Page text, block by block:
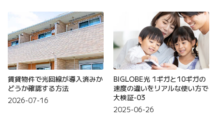
賃貸物件で光回線が導入済みか
どうか確認する方法
2026-07-16
BIGLOBE光 1ギガと10ギガの
速度の違いをリアルな使い方で
大検証-03
2025-06-26